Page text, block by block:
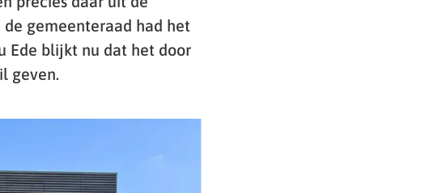
gemeenteraad had het
Ede blijkt nu dat het door
geven.